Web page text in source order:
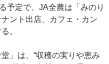
予定で、JA全農は「みのり
ント出店、カフェ・カン
。
」は、“収穫の実りや恵み